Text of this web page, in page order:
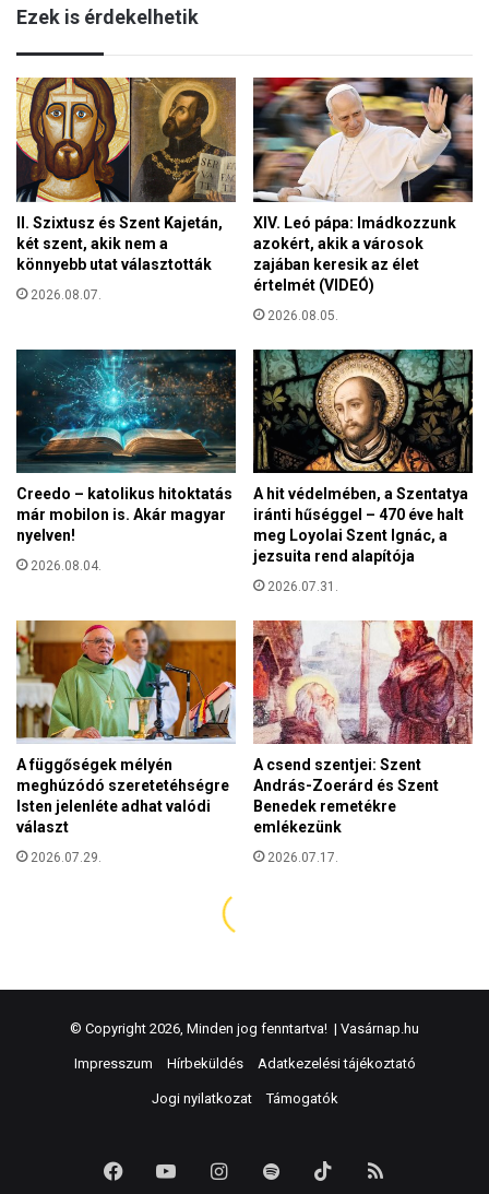
© Copyright 2026, Minden jog fenntartva! | Vasárnap.hu
Impresszum Hírbeküldés Adatkezelési tájékoztató
Jogi nyilatkozat Támogatók
FacebookYouTubeInstagram
Spotify TikTok